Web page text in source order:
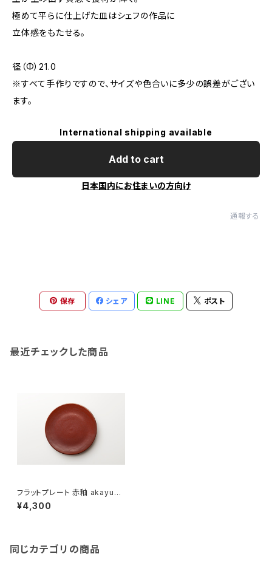
極めて平らに仕上げた皿はシェフの作品に
立体感をもたせる。
径（Φ）21.0
※すべて手作りですので、サイズや色合いに多少の誤差がござい
ます。
International shipping available
Add to cart
日本国内にお住まいの方向け
通報する
保存 シェア LINE ポスト
最近チェックした商品
フラットプレート 赤釉 akayu（2
1cm）
¥4,300
同じカテゴリの商品